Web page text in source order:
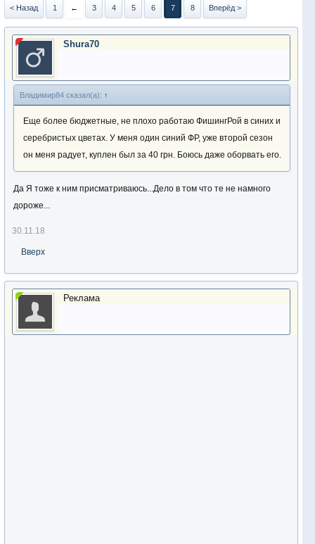
< Назад 1 ← 3 4 5 6 7 8 Вперёд >
Shura70
Владимир84 сказал(а): ↑
Еще более бюджетные, не плохо работаю ФишингРой в синих и
серебристых цветах. У меня один синий ФР, уже второй сезон
он меня радует, куплен был за 40 грн. Боюсь даже оборвать его.
Да Я тоже к ним присматриваюсь...Дело в том что те не намного
дороже...
30.11.18
Вверх
Реклама